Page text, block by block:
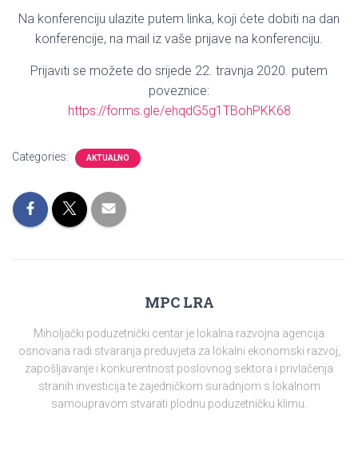
Na konferenciju ulazite putem linka, koji ćete dobiti na dan
konferencije, na mail iz vaše prijave na konferenciju.
Prijaviti se možete do srijede 22. travnja 2020. putem
poveznice:
https://forms.gle/ehqdG5g1TBohPKK68
Categories: AKTUALNO
MPC LRA
Miholjački poduzetnički centar je lokalna razvojna agencija
osnovana radi stvaranja preduvjeta za lokalni ekonomski razvoj,
zapošljavanje i konkurentnost poslovnog sektora i privlačenja
stranih investicija te zajedničkom suradnjom s lokalnom
samoupravom stvarati plodnu poduzetničku klimu.